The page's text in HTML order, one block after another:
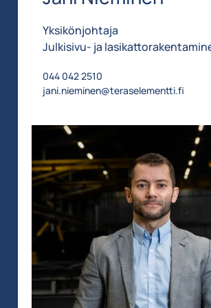
Yksikönjohtaja
Julkisivu- ja
044 042 2510
jani.nieminen@teraselementti.fi